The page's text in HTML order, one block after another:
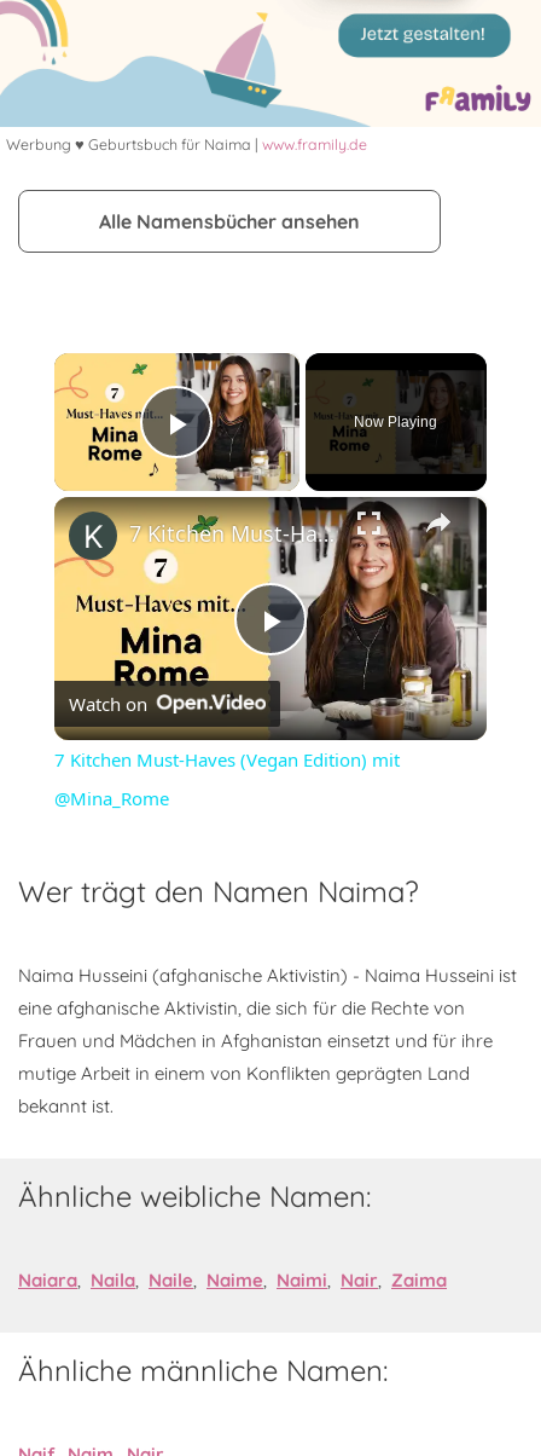
Werbung ♥ Geburtsbuch für Naima | www.framily.de
Alle Namensbücher ansehen
×
Play Video
Now Playing
×
Play
Video
7 Kitchen Must-Haves (Vegan Edition) mit @Mina_Rome
Watch on
7 Kitchen Must-Haves (Vegan Edition) mit
@Mina_Rome
Wer trägt den Namen Naima?
Naima Husseini (afghanische Aktivistin) - Naima Husseini ist
eine afghanische Aktivistin, die sich für die Rechte von
Frauen und Mädchen in Afghanistan einsetzt und für ihre
mutige Arbeit in einem von Konflikten geprägten Land
bekannt ist.
Ähnliche weibliche Namen:
Naiara, Naila, Naile, Naime, Naimi, Nair, Zaima
Ähnliche männliche Namen: